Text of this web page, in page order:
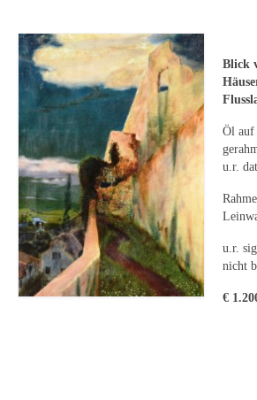
Max Gaisser
Leonhard Heinrich Hessel
George Paice
Johann Georg Strobel
Ludwig Martin Wilberg
Weitere Künstler nach 1945
Kunst 1900-1945
Walter Becker
Blick
Öl auf
u.r.
u.r.
nicht
€